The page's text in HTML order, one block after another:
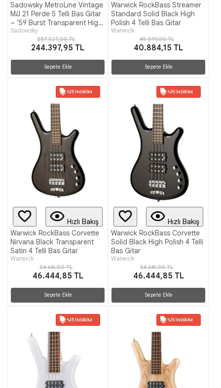
Sadowsky MetroLine Vintage
M/J 21 Perde 5 Telli Bas Gitar
– ‘59 Burst Transparent High
Polish
Sadowsky
287.527,00 TL
244.397,95 TL
Sepete Ekle
Warwick RockBass Streamer
Standard Solid Black High
Polish 4 Telli Bas Gitar
Warwick
48.099,00 TL
40.884,15 TL
Sepete Ekle
%15 İNDIRIM
Hızlı Bakış
Warwick RockBass Corvette
Nirvana Black Transparent
Satin 4 Telli Bas Gitar
Warwick
54.641,00 TL
46.444,85 TL
Sepete Ekle
%15 İNDIRIM
Hızlı Bakış
Warwick RockBass Corvette
Solid Black High Polish 4 Telli
Bas Gitar
Warwick
54.641,00 TL
46.444,85 TL
Sepete Ekle
%15 İNDIRIM %15 İNDIRIM